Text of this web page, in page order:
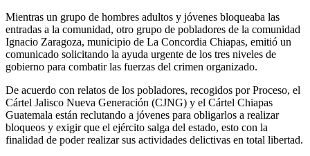
Mientras un grupo de hombres adultos y jóvenes bloqueaba las
entradas a la comunidad, otro grupo de pobladores de la comunidad
Ignacio Zaragoza, municipio de La Concordia Chiapas, emitió un
comunicado solicitando la ayuda urgente de los tres niveles de
gobierno para combatir las fuerzas del crimen organizado.
De acuerdo con relatos de los pobladores, recogidos por Proceso, el
Cártel Jalisco Nueva Generación (CJNG) y el Cártel Chiapas
Guatemala están reclutando a jóvenes para obligarlos a realizar
bloqueos y exigir que el ejército salga del estado, esto con la
finalidad de poder realizar sus actividades delictivas en total libertad.